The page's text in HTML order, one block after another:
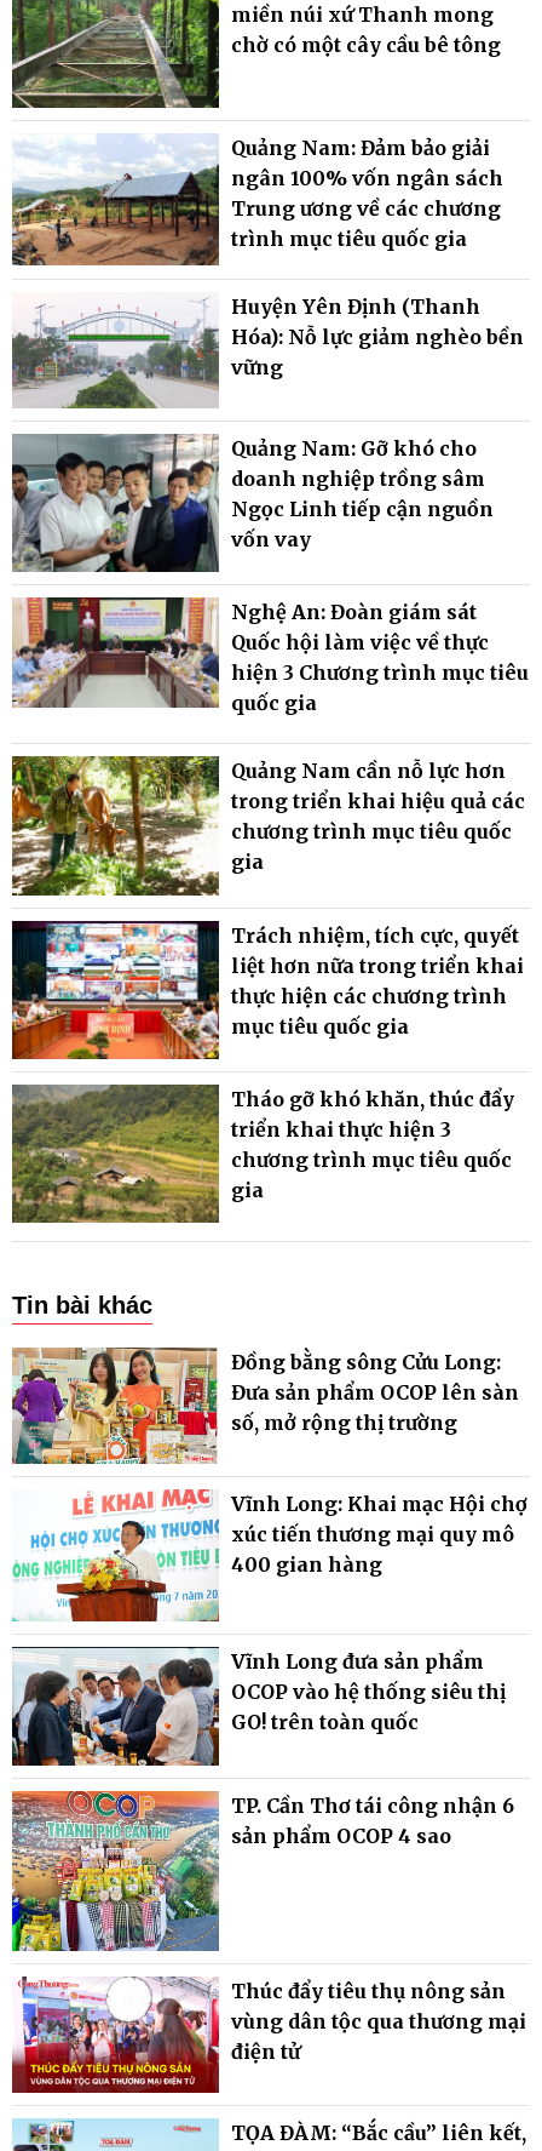
miền núi xứ Thanh mong
chờ có một cây cầu bê tông
Quảng Nam: Đảm bảo giải
ngân 100% vốn ngân sách
Trung ương về các chương
trình mục tiêu quốc gia
Huyện Yên Định (Thanh
Hóa): Nỗ lực giảm nghèo bền
vững
Quảng Nam: Gỡ khó cho
doanh nghiệp trồng sâm
Ngọc Linh tiếp cận nguồn
vốn vay
Nghệ An: Đoàn giám sát
Quốc hội làm việc về thực
hiện 3 Chương trình mục tiêu
quốc gia
Quảng Nam cần nỗ lực hơn
trong triển khai hiệu quả các
chương trình mục tiêu quốc
gia
Trách nhiệm, tích cực, quyết
liệt hơn nữa trong triển khai
thực hiện các chương trình
mục tiêu quốc gia
Tháo gỡ khó khăn, thúc đẩy
triển khai thực hiện 3
chương trình mục tiêu quốc
gia
Tin bài khác
Đồng bằng sông Cửu Long:
Đưa sản phẩm OCOP lên sàn
số, mở rộng thị trường
Vĩnh Long: Khai mạc Hội chợ
xúc tiến thương mại quy mô
400 gian hàng
Vĩnh Long đưa sản phẩm
OCOP vào hệ thống siêu thị
GO! trên toàn quốc
TP. Cần Thơ tái công nhận 6
sản phẩm OCOP 4 sao
Thúc đẩy tiêu thụ nông sản
vùng dân tộc qua thương mại
điện tử
TỌA ĐÀM: “Bắc cầu” liên kết,